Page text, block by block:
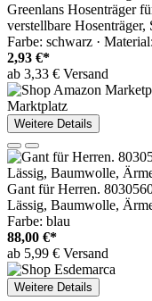
Greenlans Hosenträger
verstellbare
Farbe: schwarz ·
2,93 €*
ab 3,33 € Versand
Marktplatz
Weitere Details
Gant für Herren.
Lässig, Baumwolle,
Farbe: blau
88,00 €*
ab 5,99 € Versand
Weitere Details